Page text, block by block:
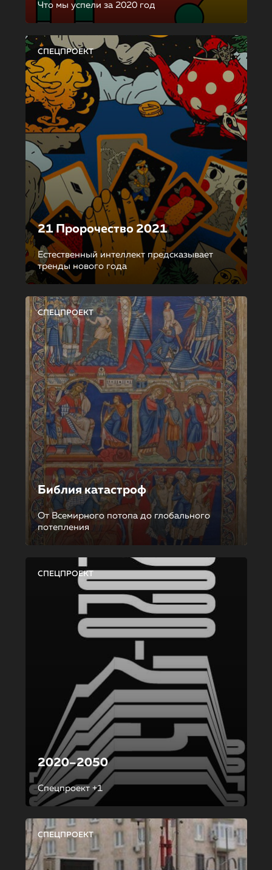
Что мы успели за 2020 год
СПЕЦПРОЕКТ
21 Пророчество 2021
Естественный интеллект предсказывает
тренды нового года
СПЕЦПРОЕКТ
Библия катастроф
От Всемирного потопа до глобального
потепления
СПЕЦПРОЕКТ
2020–2050
Спецпроект +1
СПЕЦПРОЕКТ